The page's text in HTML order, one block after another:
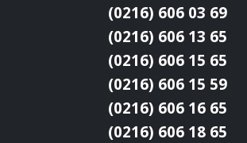
(0216) 606 03 69
(0216) 606 13 65
(0216) 606 15 65
(0216) 606 15 59
(0216) 606 16 65
(0216) 606 18 65